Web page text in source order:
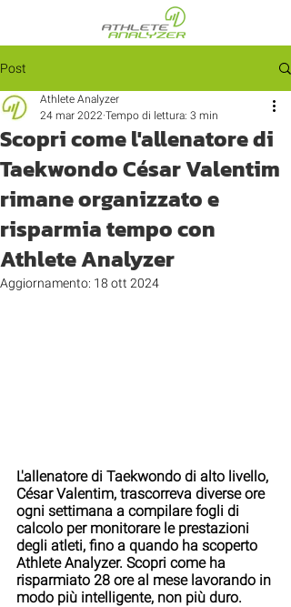
Post
Scopri come l'allenatore di
Taekwondo César Valentim
rimane organizzato e
risparmia tempo con
Athlete Analyzer
Athlete Analyzer
24 mar 2022 Tempo di lettura: 3 min
Aggiornamento: 18 ott 2024
L'allenatore di Taekwondo di alto livello,
César Valentim, trascorreva diverse ore
ogni settimana a compilare fogli di
calcolo per monitorare le prestazioni
degli atleti, fino a quando ha scoperto
Athlete Analyzer. Scopri come ha
risparmiato 28 ore al mese lavorando in
modo più intelligente, non più duro.